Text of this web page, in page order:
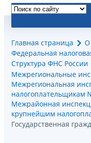
Главная страница
О
Федеральная
Структура ФНС России
Межрегиональные
Межрегиональная
налогоплательщикам
Межрайонная
крупнейшим
Государственная